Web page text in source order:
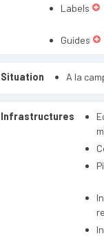
Labels
Guides
Situation A la
Infrastructures